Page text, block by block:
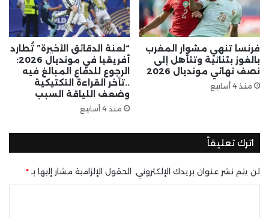
فرنسا تنهي مشوار المغرب
بالفوز بثنائية وتتأهل إلى
نصف نهائي مونديال 2026
منذ 4 أسابيع
“لعنة الدقائق الأخيرة” تُطارد
أفريقيا في مونديال 2026:
الرجوع للدفاع المبالغ فيه
..تأخر القراءة التكتيكية
وضعف اللياقة السبب
منذ 4 أسابيع
اترك تعليقاً
لن يتم نشر عنوان بريدك الإلكتروني. الحقول الإلزامية مشار إليها بـ *